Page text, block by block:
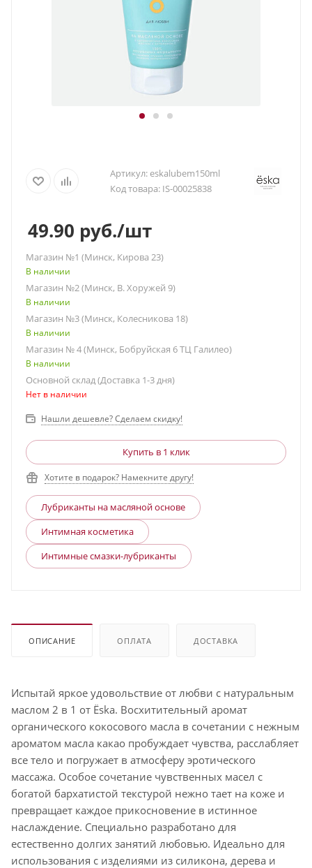
Артикул: eskalubem150ml
Код товара: IS-00025838
49.90 руб./шт
Магазин №1 (Минск, Кирова 23)
В наличии
Магазин №2 (Минск, В. Хоружей 9)
В наличии
Магазин №3 (Минск, Колесникова 18)
В наличии
Магазин № 4 (Минск, Бобруйская 6 ТЦ Галилео)
В наличии
Основной склад (Доставка 1-3 дня)
Нет в наличии
Нашли дешевле? Сделаем скидку!
Купить в 1 клик
Хотите в подарок? Намекните другу!
Лубриканты на масляной основе
Интимная косметика
Интимные смазки-лубриканты
ОПИСАНИЕ ОПЛАТА ДОСТАВКА
Испытай яркое удовольствие от любви с натуральным
маслом 2 в 1 от Ёska. Восхитительный аромат
органического кокосового масла в сочетании с нежным
ароматом масла какао пробуждает чувства, расслабляет
все тело и погружает в атмосферу эротического
массажа. Особое сочетание чувственных масел с
богатой бархатистой текстурой нежно тает на коже и
превращает каждое прикосновение в истинное
наслаждение. Специально разработано для
естественно долгих занятий любовью. Идеально для
использования с изделиями из силикона, дерева и